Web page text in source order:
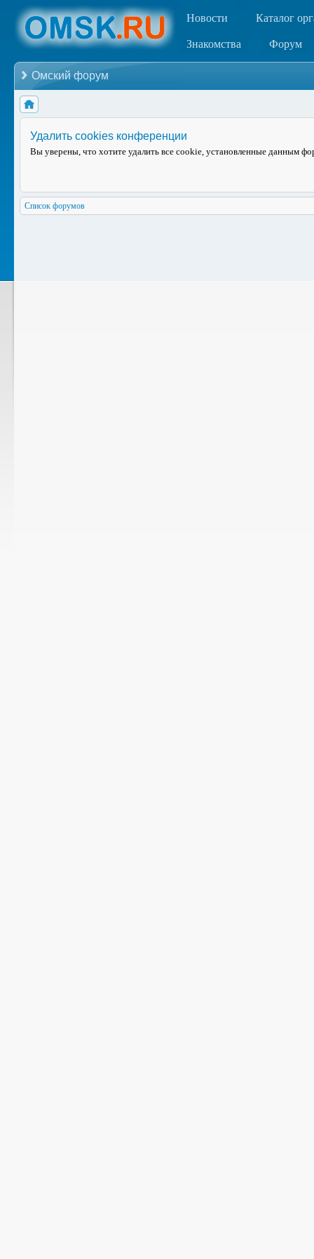
Новости Каталог
Знакомства Форум
Омский форум
Удалить cookies конференции
Вы уверены, что хотите удалить все cookie, установленные данным
Список форумов